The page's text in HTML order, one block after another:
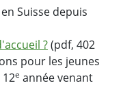
Suisse depuis
?(pdf, 402
pour les jeunes
12e année venant